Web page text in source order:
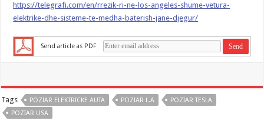
https://telegrafi.com/en/rrezik-ri-ne-los-angeles-shume-vetura-
elektrike-dhe-sisteme-te-medha-baterish-jane-djegur/
Send article as PDF
Tags POZIAR ELEKTRICKE AUTA POZIAR L.A
POZIAR TESLA
POZIAR USA